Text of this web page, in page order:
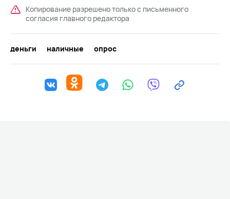
Копирование разрешено только с письменного
согласия главного редактора
деньги наличные опрос